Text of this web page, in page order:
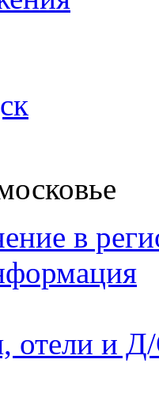
в
отели и